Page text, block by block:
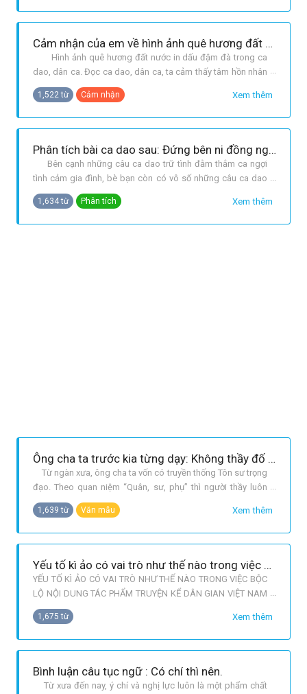
cha, nghĩa mẹ, tình yêu
Cảm nhận của em về hình ảnh quê hương đất nước qua ca dao, dân ca.
Hình ảnh quê hương đất nước in dấu đậm đà trong ca
dao, dân ca. Đọc ca dao, dân ca, ta cảm thấy tâm hồn nhân
dân ôm trọn bóng hình quê hương đất nước. Mỗi vùng quê
có một cách nói riêng, cảm nhận riêng về sự giàu đẹp của
ta như vừa đư
Xem thêm
1,522 từ Cảm nhận
Phân tích bài ca dao sau: Đứng bên ni đồng ngó bên tê đồng...Phất phơ dưới ngọn nắng hồng ban mai.
Bên cạnh những câu ca dao trữ tình đằm thắm ca ngợi
tình cảm gia đình, bè bạn còn có vô số những câu ca dao
ca ngợi quê hương đất nước. Cánh cò bay lả bay la, nương
dâu xanh ngắt một màu, Đồng Tháp mười cò bay thẳng
Xem thêm
1,634 từ Phân tích
Ông cha ta trước kia từng dạy: Không thầy đố mày làm nên. Em hiểu lời dạy trên như thế nào?
Từ ngàn xưa, ông cha ta vốn có truyền thống Tôn sư trọng
đạo. Theo quan niệm “Quân, sư, phụ” thì người thầy luôn
giữ vị trí rất quan trọng trong xã hội, nhất là đối với sự
nghiệp của người học trò. Bởi lẽ đó mới có câu: Không thầy
đố mày làm nên. Câu tục ngữ nhằm khẳng định vai trò của
người thầ
Xem thêm
1,639 từ Văn mẫu
Yếu tố kì ảo có vai trò như thế nào trong việc bộc lộ nội dung tác phẩm truyện kể dân gian Việt Nam
YẾU TỐ KÌ ẢO CÓ VAI TRÒ NHƯ THẾ NÀO TRONG VIỆC BỘC
LỘ NỘI DUNG TÁC PHẨM TRUYỆN KỂ DÂN GIAN VIỆT NAM
Trong văn học nói chung, yếu tố kì ảo chủ yếu có mặt ở các
thể loại của văn học dân gian. Các thể loại văn học dân gian
thường xuất hiện yếu tố kì ảo là thần thoại, truyền thuyết, sử
thi và một bộ phậ
Xem thêm
1,675 từ
Bình luận câu tục ngữ : Có chí thì nên.
Từ xưa đến nay, ý chí và nghị lực luôn là một phẩm chất